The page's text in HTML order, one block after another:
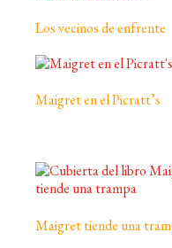
Los vecinos de enfrente
Maigret en el Picratt’s
Maigret tiende una